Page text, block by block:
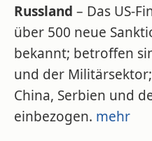
Russland – Das US-
über 500 neue
bekannt; betroffen
und der
China, Serbien und
einbezogen. mehr